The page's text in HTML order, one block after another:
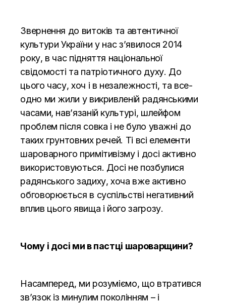
Звернення до витоків та автентичної
культури України у нас з’явилося 2014
року, в час підняття національної
свідомості та патріотичного духу. До
цього часу, хоч і в незалежності, та все-
одно ми жили у викривленій радянськими
часами, нав’язаній культурі, шлейфом
проблем після совка і не було уважні до
таких грунтовних речей. Ті всі елементи
шароварного примітивізму і досі активно
використовуються. Досі не позбулися
радянського задиху, хоча вже активно
обговорюється в суспільстві негативний
вплив цього явища і йогозагрозу.
Чому і досі ми в пастці шароварщини?
Насамперед, ми розуміємо, що втратився
зв’язок із минулим поколінням – і